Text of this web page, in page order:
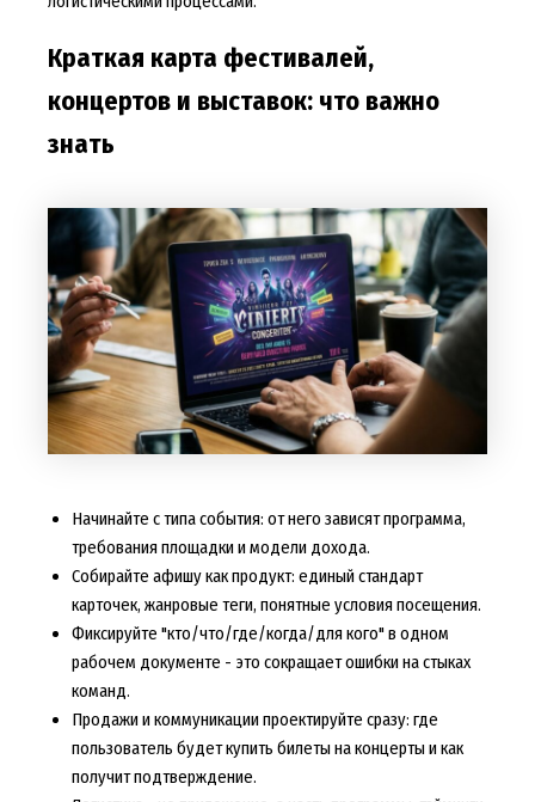
Краткая карта фестивалей,
концертов и выставок: что важно
знать
Начинайте с типа события: от него зависят программа,
требования площадки и модели дохода.
Собирайте афишу как продукт: единый стандарт
карточек, жанровые теги, понятные условия посещения.
Фиксируйте "кто/что/где/когда/для кого" в одном
рабочем документе - это сокращает ошибки на стыках
команд.
Продажи и коммуникации проектируйте сразу: где
пользователь будеткупить билеты на концертыи как
получит подтверждение.